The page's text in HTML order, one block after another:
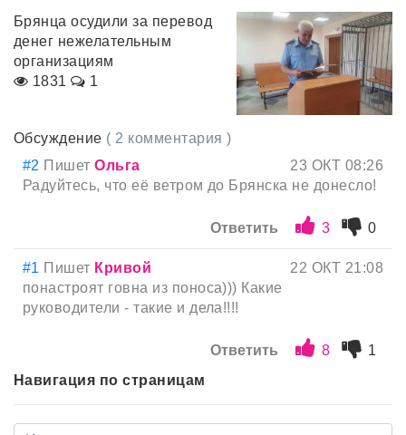
Брянца осудили за перевод
денег нежелательным
организациям
1831
1
Обсуждение ( 2 комментария )
#2 ПишетОльга
23 ОКТ 08:26
Радуйтесь, что её ветром до Брянска не донесло!
Ответить 3 0
#1 Пишет Кривой
22 ОКТ 21:08
понастроят говна из поноса))) Какие
руководители - такие и дела!!!!
Ответить 8
1
Навигация по страницам